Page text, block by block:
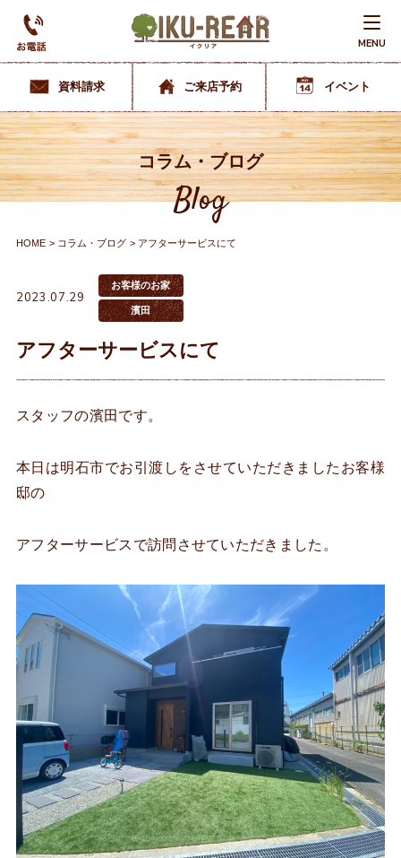
MENU
資料請求 ご来店予約 イベント
コラム・ブログ
Blog
HOME コラム・ブログ アフターサービスにて
2023.07.29
お客様のお家
濱田
アフターサービスにて
スタッフの濱田です。
本日は明石市でお引渡しをさせていただきましたお客様
邸の
アフターサービスで訪問させていただきました。